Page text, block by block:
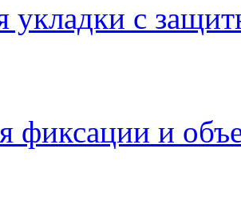
укладки с
фиксации и